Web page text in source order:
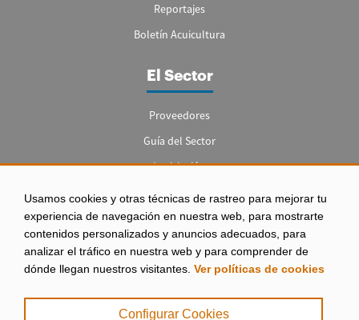
Usamos cookies y otras técnicas de rastreo para mejorar tu
experiencia de navegación en nuestra web, para mostrarte
contenidos personalizados y anuncios adecuados, para
analizar el tráfico en nuestra web y para comprender de
dónde llegan nuestros visitantes. Ver políticas de cookies
Configurar Cookies
Reportajes
Boletín Acuicultura
El Sector
Proveedores
Guía del Sector
Legislación
Empleo
Aviso legal
|